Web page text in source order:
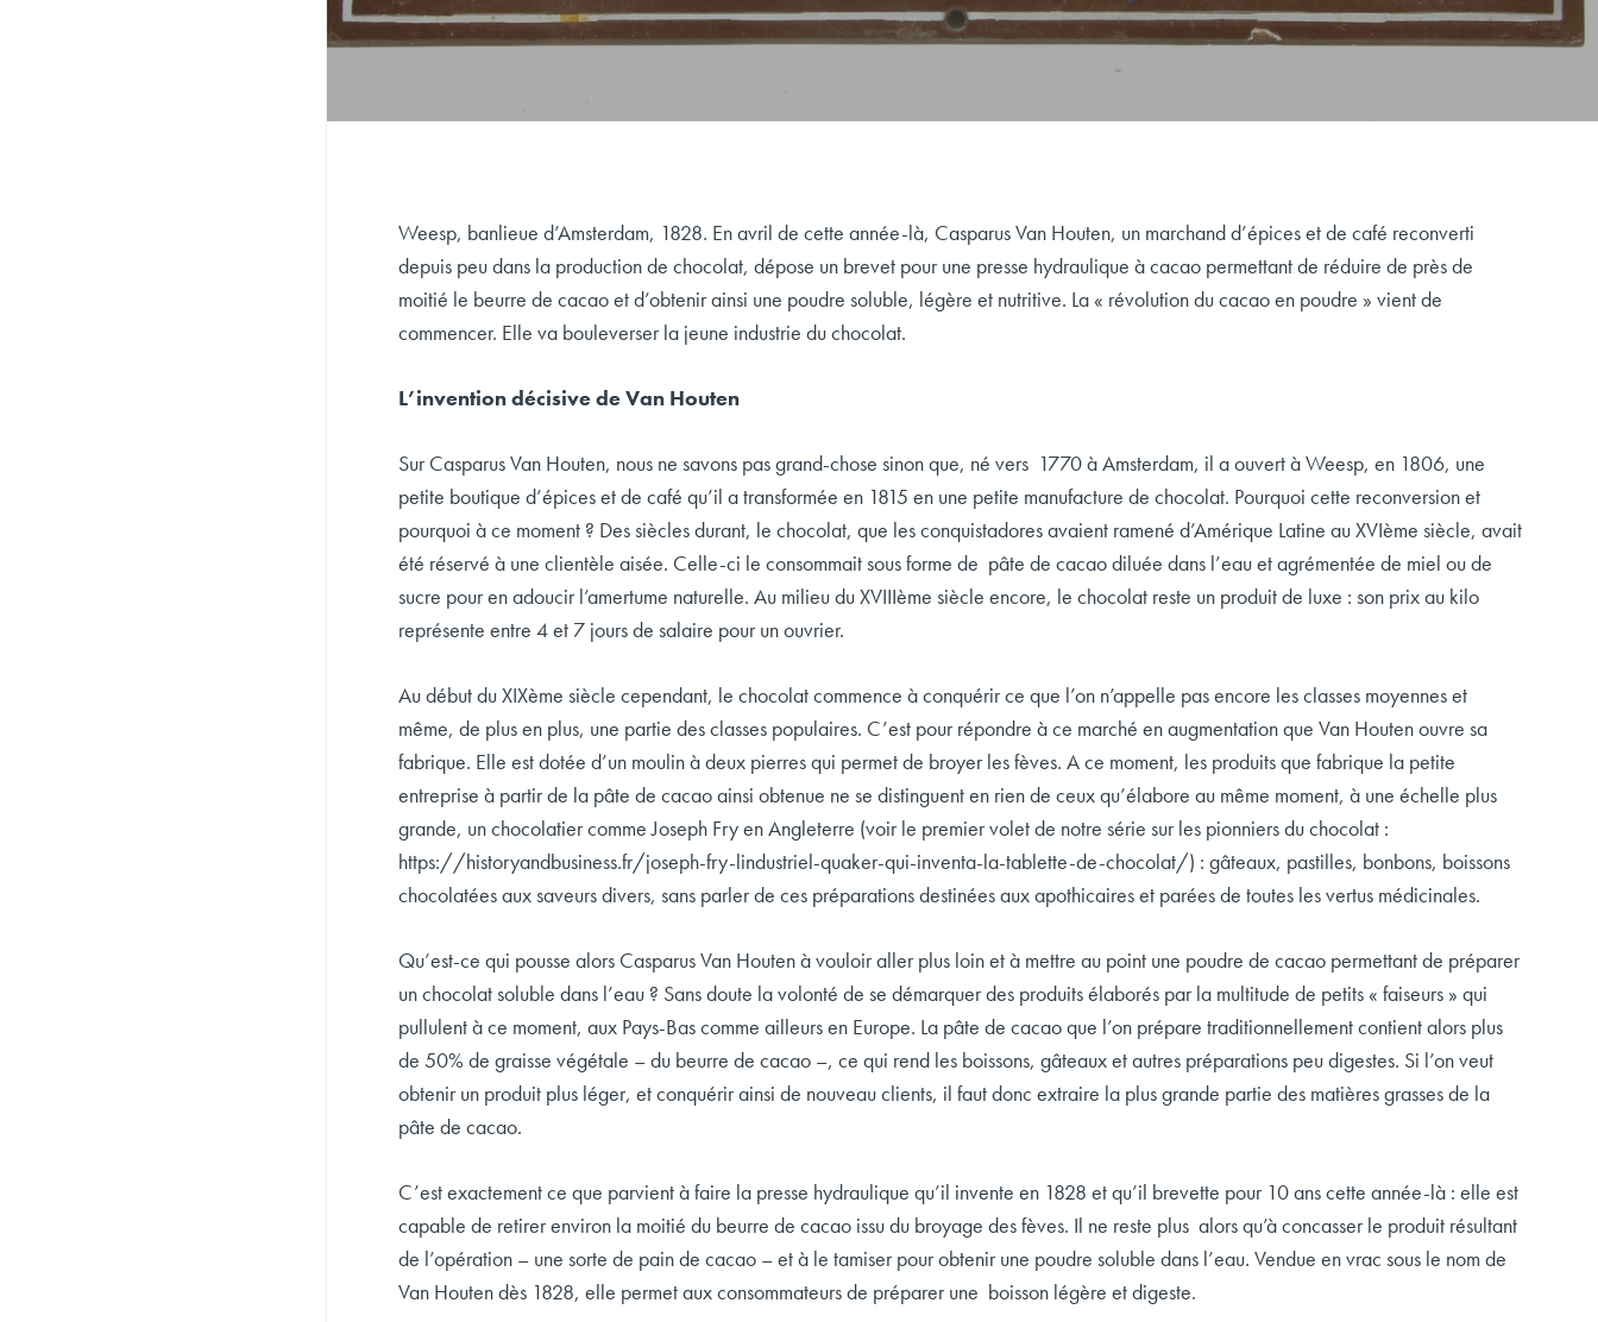
Weesp, banlieue d’Amsterdam, 1828. En avril de cette année-là, Casparus Van Houten, un marchand d’épices et de café reconverti
depuis peu dans la production de chocolat, dépose un brevet pour une presse hydraulique à cacao permettant de réduire de près de
moitié le beurre de cacao et d’obtenir ainsi une poudre soluble, légère et nutritive. La « révolution du cacao en poudre » vient de
commencer. Elle va bouleverser la jeune industrie du chocolat.
L’invention décisive de Van Houten
Sur Casparus Van Houten, nous ne savons pas grand-chose sinon que, né vers 1770 à Amsterdam, il a ouvert à Weesp, en 1806, une
petite boutique d’épices et de café qu’il a transformée en 1815 en une petite manufacture de chocolat. Pourquoi cette reconversion et
pourquoi à ce moment ? Des siècles durant, le chocolat, que les conquistadores avaient ramené d’Amérique Latine au XVIème siècle, avait
été réservé à une clientèle aisée. Celle-ci le consommait sous forme de pâte de cacao diluée dans l’eau et agrémentée de miel ou de
sucre pour en adoucir l’amertume naturelle. Au milieu du XVIIIème siècle encore, le chocolat reste un produit de luxe : son prix au kilo
représente entre 4 et 7 jours de salaire pour un ouvrier.
Au début du XIXème siècle cependant, le chocolat commence à conquérir ce que l’on n’appelle pas encore les classes moyennes et
même, de plus en plus, une partie des classes populaires. C’est pour répondre à ce marché en augmentation que Van Houten ouvre sa
fabrique. Elle est dotée d’un moulin à deux pierres qui permet de broyer les fèves. A ce moment, les produits que fabrique la petite
entreprise à partir de la pâte de cacao ainsi obtenue ne se distinguent en rien de ceux qu’élabore au même moment, à une échelle plus
grande, un chocolatier comme Joseph Fry en Angleterre (voir le premier volet de notre série sur les pionniers du chocolat :
https://historyandbusiness.fr/joseph-fry-lindustriel-quaker-qui-inventa-la-tablette-de-chocolat/) : gâteaux, pastilles, bonbons, boissons
chocolatées aux saveurs divers, sans parler de ces préparations destinées aux apothicaires et parées de toutes les vertus médicinales.
Qu’est-ce qui pousse alors Casparus Van Houten à vouloir aller plus loin et à mettre au point une poudre de cacao permettant de préparer
un chocolat soluble dans l’eau ? Sans doute la volonté de se démarquer des produits élaborés par la multitude de petits « faiseurs » qui
pullulent à ce moment, aux Pays-Bas comme ailleurs en Europe. La pâte de cacao que l’on prépare traditionnellement contient alors plus
de 50% de graisse végétale – du beurre de cacao –, ce qui rend les boissons, gâteaux et autres préparations peu digestes. Si l’on veut
obtenir un produit plus léger, et conquérir ainsi de nouveau clients, il faut donc extraire la plus grande partie des matières grasses de la
pâte de cacao.
C’est exactement ce que parvient à faire la presse hydraulique qu’il invente en 1828 et qu’il brevette pour 10 ans cette année-là : elle est
capable de retirer environ la moitié du beurre de cacao issu du broyage des fèves. Il ne reste plus alors qu’à concasser le produit résultant
de l’opération – une sorte de pain de cacao – et à le tamiser pour obtenir une poudre soluble dans l’eau. Vendue en vrac sous le nom de
Van Houten dès 1828, elle permet aux consommateurs de préparer une boisson légère et digeste.